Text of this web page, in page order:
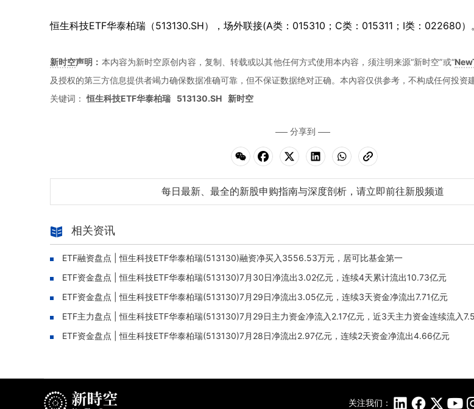
恒生科技ETF华泰柏瑞（513130.SH），场外联接(A类：015310；C类：015311；I类：022680）。
新时空声明： 本内容为新时空原创内容，复制、转载或以其他任何方式使用本内容，须注明来源“新时空”或“
及授权的第三方信息提供者竭力确保数据准确可靠，但不保证数据绝对正确。本內容仅供参考，不构成任何投资
关键词： 恒生科技ETF华泰柏瑞 513130.SH 新时空
分享到
每日最新、最全的新股申购指南与深度剖析，请立即前往新股频道
相关资讯
ETF融资盘点 | 恒生科技ETF华泰柏瑞(513130)融资净买入3556.53万元，居可比基金第一
ETF资金盘点 | 恒生科技ETF华泰柏瑞(513130)7月30日净流出3.02亿元，连续4天累计流出10.73亿元
ETF资金盘点 | 恒生科技ETF华泰柏瑞(513130)7月29日净流出3.05亿元，连续3天资金净流出7.71亿元
ETF主力盘点 | 恒生科技ETF华泰柏瑞(513130)7月29日主力资金净流入2.17亿元，近3天主力资金连续流入
ETF资金盘点 | 恒生科技ETF华泰柏瑞(513130)7月28日净流出2.97亿元，连续2天资金净流出4.66亿元
关注我们：